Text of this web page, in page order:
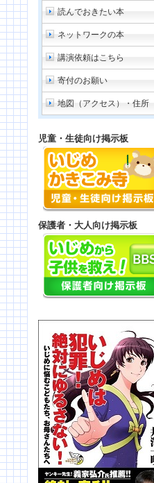
読んでおきたい本
ネットワークの本
講演依頼はこちら
寄付のお願い
地図（アクセス）・住所
児童・生徒向け掲示板
保護者・大人向け掲示板